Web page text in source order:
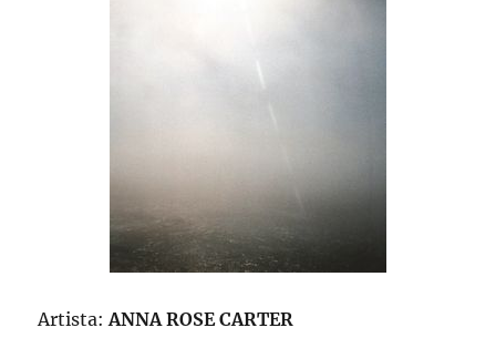
Artista:ANNA ROSE CARTER